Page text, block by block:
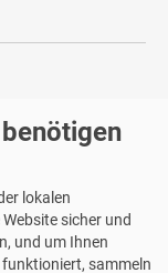
lokalen
sicher und
und um Ihnen
sammeln